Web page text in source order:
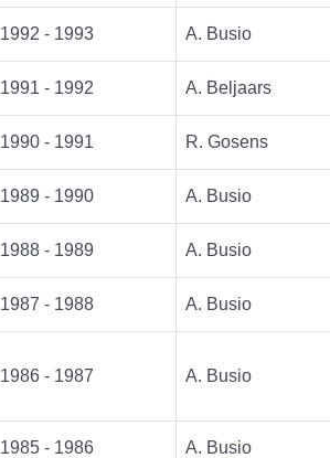
1992 - 1993 A. Busio
1991 - 1992 A. Beljaars
1990 - 1991 R. Gosens
1989 - 1990 A. Busio
1988 - 1989 A. Busio
1987 - 1988 A. Busio
1986 - 1987 A. Busio
1985 - 1986 A. Busio